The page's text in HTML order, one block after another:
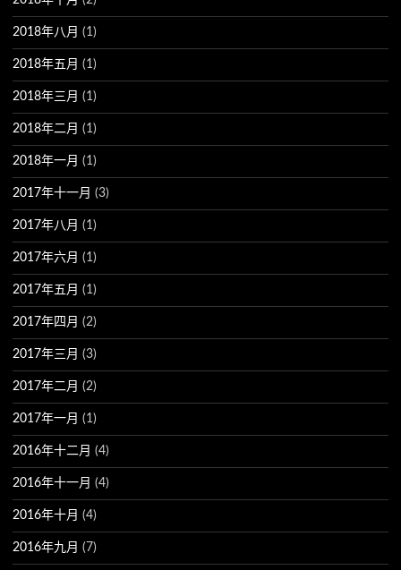
2018年八月 (1)
2018年五月 (1)
2018年三月 (1)
2018年二月 (1)
2018年一月 (1)
2017年十一月 (3)
2017年八月 (1)
2017年六月 (1)
2017年五月 (1)
2017年四月 (2)
2017年三月 (3)
2017年二月 (2)
2017年一月 (1)
2016年十二月 (4)
2016年十一月 (4)
2016年十月 (4)
2016年九月 (7)